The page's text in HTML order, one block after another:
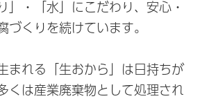
」・「水」にこだわり、安心・
づくりを続けています。
まれる「生おから」は日持ちが
くは産業廃棄物として処理され